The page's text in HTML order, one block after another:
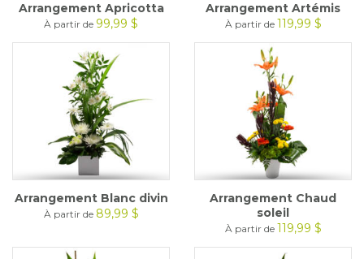
Arrangement Apricotta
À partir de 99,99 $
Arrangement Artémis
À partir de 119,99 $
Arrangement Blanc divin
À partir de 89,99 $
Arrangement Chaud
soleil
À partir de 119,99 $